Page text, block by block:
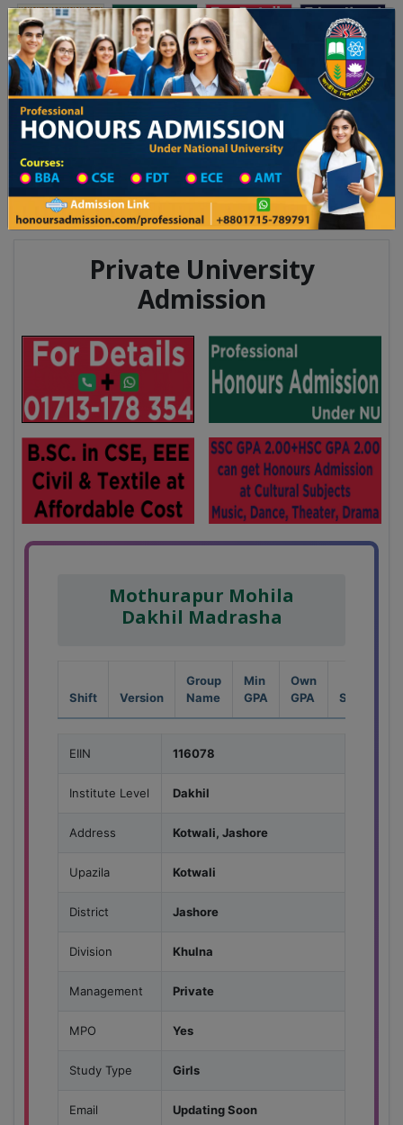
Toggle navigation অনার্স ভর্তি প্রফেশনাল অনার্স
Updates
২৬ শিক্ষাবর্ষের ১ম বর্ষের ভর্তি আবেদন বিজ্ঞপ্তি ঢাকা বিশ্ববিদ্যালয় ২০২৫-২৬ শিক্ষাবর্ষে
Madrasah in Jashore District
Madrasah List
Madrasah Information
Private University
Admission
Mothurapur Mohila
Dakhil Madrasha
Shift Version
Group
Name
Min
GPA
Own
GPA
Seat
EIIN 116078
Institute Level Dakhil
Address Kotwali, Jashore
Upazila Kotwali
District Jashore
Division Khulna
Management Private
MPO Yes
Study Type Girls
Email Updating Soon